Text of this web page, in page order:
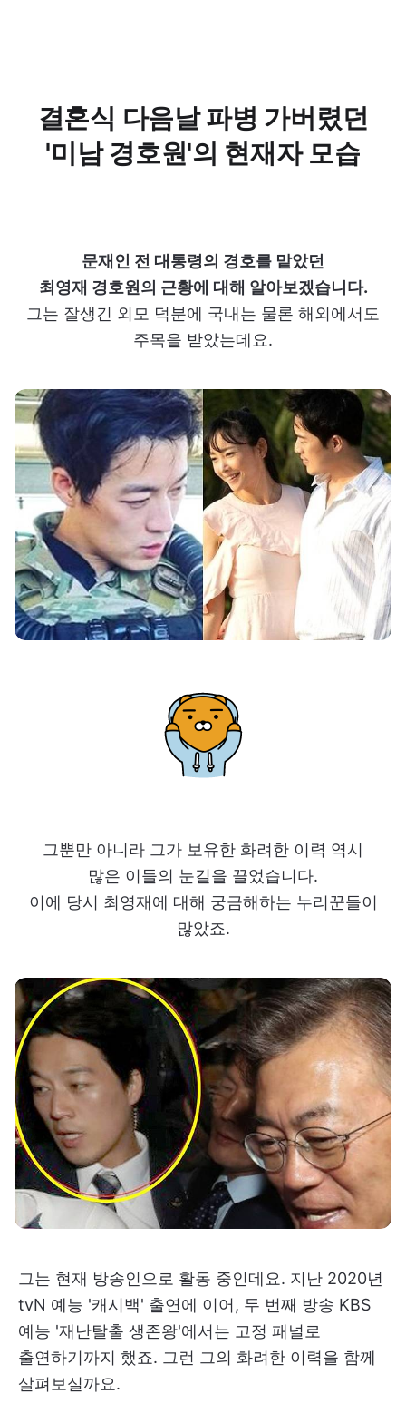
결혼식 다음날 파병 가버렸던
'미남 경호원'의 현재자 모습
문재인 전 대통령의 경호를 맡았던
최영재 경호원의 근황에 대해 알아보겠습니다.
그는 잘생긴 외모 덕분에 국내는 물론 해외에서도
주목을 받았는데요.
그뿐만 아니라 그가 보유한 화려한 이력 역시
많은 이들의 눈길을 끌었습니다.
이에 당시 최영재에 대해 궁금해하는 누리꾼들이
많았죠.
그는 현재 방송인으로 활동 중인데요. 지난 2020년
tvN 예능 '캐시백' 출연에 이어, 두 번째 방송 KBS
예능 '재난탈출 생존왕'에서는 고정 패널로
출연하기까지 했죠. 그런 그의 화려한 이력을 함께
살펴보실까요.